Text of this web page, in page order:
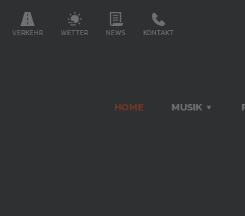
VERKEHR WETTER NEWS KONTAKT
HOME MUSIK